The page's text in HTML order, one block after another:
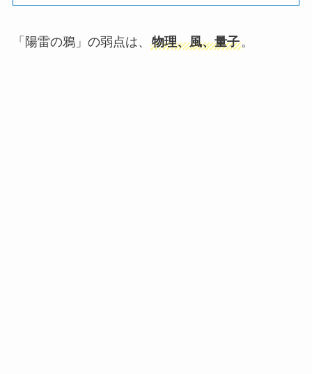
「陽雷の鴉」の弱点は、 物理、風、量子。